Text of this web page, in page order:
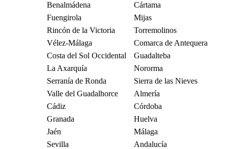
Benalmádena
Cártama
Fuengirola
Mijas
Rincón de la Victoria
Torremolinos
Vélez-Málaga
Comarca de Antequera
Costa del Sol Occidental
Guadalteba
La Axarquía
Nororma
Serranía de Ronda
Sierra de las Nieves
Valle del Guadalhorce
Almería
Cádiz
Córdoba
Granada
Huelva
Jaén
Málaga
Sevilla
Andalucía